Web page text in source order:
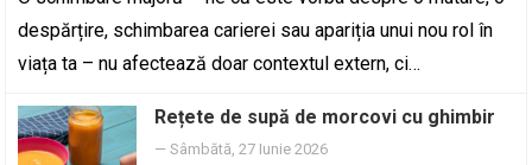
despărțire, schimbarea carierei sau apariția unui nou rol în
viața ta – nu afectează doar contextul extern, ci…
Rețete de supă de morcovi cu ghimbir
—Sâmbătă, 27 Iunie 2026